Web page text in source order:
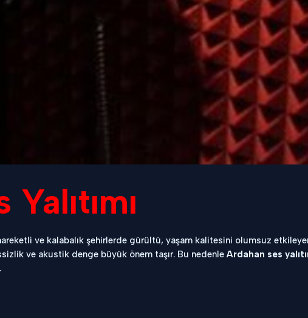
ve kalabalık şehirlerde gürültü, yaşam kalitesini olumsuz
ve akustik denge büyük önem taşır. Bu nedenleArdahan ses